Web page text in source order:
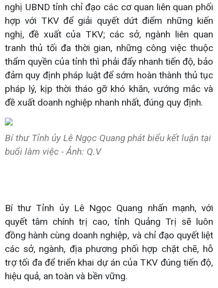
nghị UBND tỉnh chỉ đạo các cơ quan liên quan phối
hợp với TKV để giải quyết dứt điểm những kiến
nghị, đề xuất của TKV; các sở, ngành liên quan
tranh thủ tối đa thời gian, những công việc thuộc
thẩm quyền của tỉnh thì phải đẩy nhanh tiến độ, bảo
đảm quy định pháp luật để sớm hoàn thành thủ tục
pháp lý, kịp thời tháo gỡ khó khăn, vướng mắc và
đề xuất doanh nghiệp nhanh nhất, đúng quy định.
Bí thư Tỉnh ủy Lê Ngọc Quang phát biểu kết luận tại
buổi làm việc - Ảnh: Q.V
Bí thư Tỉnh ủy Lê Ngọc Quang nhấn mạnh, với
quyết tâm chính trị cao, tỉnh Quảng Trị sẽ luôn
đồng hành cùng doanh nghiệp, và chỉ đạo quyết liệt
các sở, ngành, địa phương phối hợp chặt chẽ, hỗ
trợ tối đa để triển khai dự án của TKV đúng tiến độ,
hiệu quả, an toàn và bền vững.